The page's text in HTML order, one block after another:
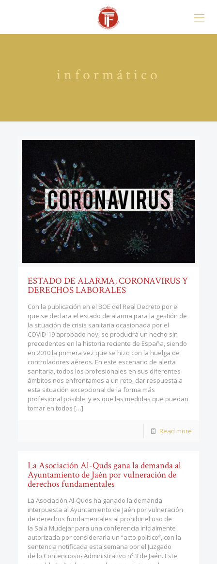
informático
ESTADO DE ALARMA, CORONAVIRUS Y
DERECHOS LABORALES
Con la publicación en el BOE del Real Decreto por el
que se declara el estado de alarma para la gestión de
la situación de crisis sanitaria ocasionada por el
COVID-19 aprobado hoy, se producirá un hecho sin
precedentes en la historia reciente de España, siendo
en 2010 la primera vez que se hizo con la huelga de
controladores aéreos. En este escenario de alerta
sanitaria, todos los profesionales en sus diferentes
ámbitos nos enfrentamos a un reto, dar respuesta a
esta situación excepcional de la forma más
profesional posible, y es que las medidas que puedan
tomar en todos […]
Read more
La Asociación Al-Quds gana la demanda al
Ayuntamiento de Jaén por vulneración de
derechos fundamentales
La Asociación Al-Quds ha ganado la demanda
interpuesta al Ayuntamiento de Jaén por vulneración
de derechos fundamentales al prohibir el uso de
la Sala Mudejar para una conferencia inicialmente
autorizada por considerarla un “acto político”, con la
sentencia notificada esta semana por el Juzgado
de lo Contencioso- Administrativo nº 3 de Jaén. Este